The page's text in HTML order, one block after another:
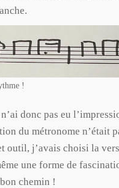
!
donc pas eu
du métronome n’était
outil, j’avais choisi la
une forme de
chemin !